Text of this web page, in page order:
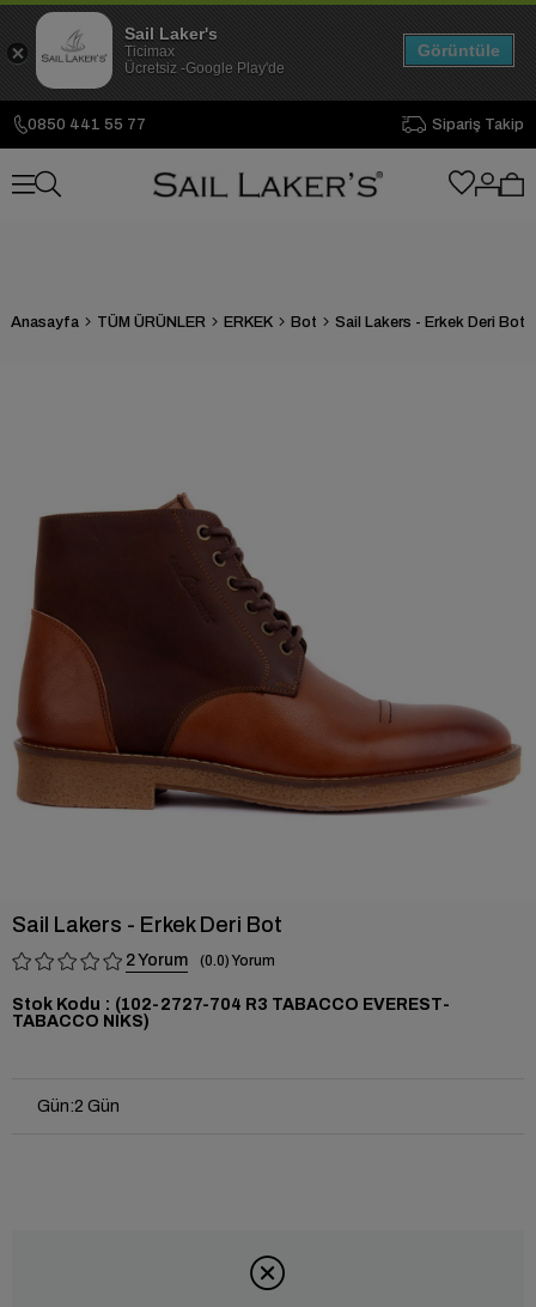
0850 441 55 77 Sipariş Takip
Anasayfa TÜM ÜRÜNLER ERKEK Bot Sail Lakers - Erkek Deri Bot
Sail Lakers - Erkek Deri Bot
2 0.0
Stok Kodu
(102-2727-704 R3 TABACCO EVEREST-
TABACCO NIKS)
Gün:2 Gün
Sail Laker's
Ticimax
Ücretsiz -Google Play'de
Görüntüle